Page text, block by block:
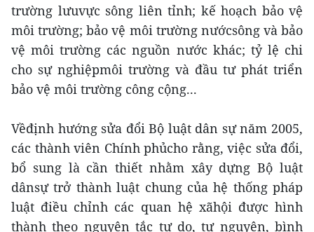
trường lưuvực sông liên tỉnh; kế hoạch bảo vệ
môi trường; bảo vệ môi trường nướcsông và bảo
vệ môi trường các nguồn nước khác; tỷ lệ chi
cho sự nghiệpmôi trường và đầu tư phát triển
bảo vệ môi trường công cộng...
Vềđịnh hướng sửa đổi Bộ luật dân sự năm 2005,
các thành viên Chính phủcho rằng, việc sửa đổi,
bổ sung là cần thiết nhằm xây dựng Bộ luật
dânsự trở thành luật chung của hệ thống pháp
luật điều chỉnh các quan hệ xãhội được hình
thành theo nguyên tắc tự do, tự nguyện, bình